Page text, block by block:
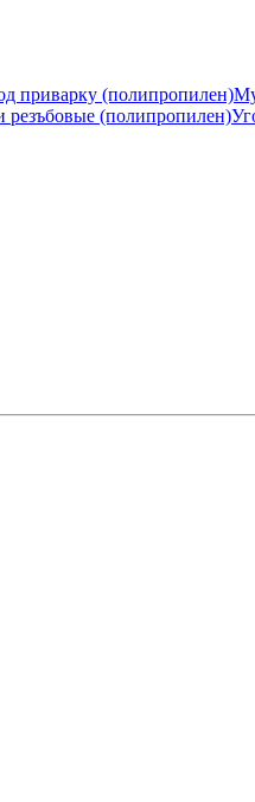
приварку (полипропилен)
резъбовые (полипропилен)